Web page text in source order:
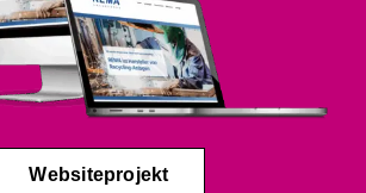
Websiteprojekt